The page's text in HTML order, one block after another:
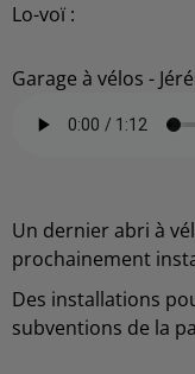
Lo-voï :
Garage à vélos -
Un dernier abri à
prochainement
Des installations
subventions de la